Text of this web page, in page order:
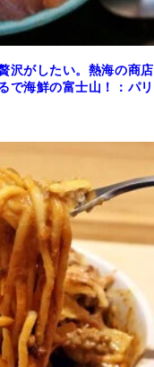
沢がしたい。熱海の商店
で海鮮の富士山！：パリ